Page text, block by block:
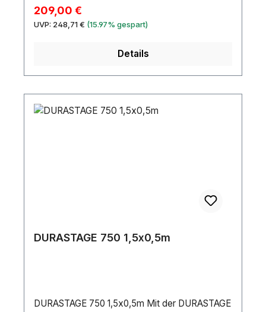
60 cmGewicht:11,90 kg
Verkaufspreis:
209,00 €
UVP: Regulärer Preis:
248,71 € (15.97% gespart)
Details
DURASTAGE 750 1,5x0,5m
DURASTAGE 750 1,5x0,5m Mit der DURASTAGE